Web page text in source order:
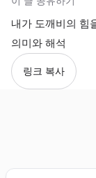
내가 도깨비의 힘
의미와 해석
링크 복사